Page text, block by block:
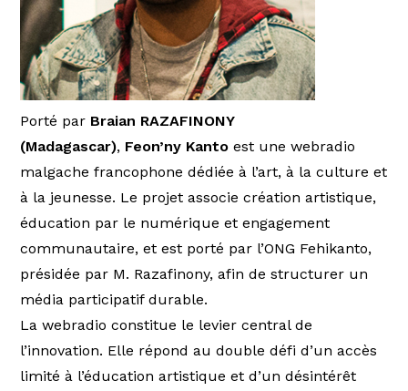
Porté par Braian RAZAFINONY
(Madagascar), Feon’ny Kanto est une webradio
malgache francophone dédiée à l’art, à la culture et
à la jeunesse. Le projet associe création artistique,
éducation par le numérique et engagement
communautaire, et est porté par l’ONG Fehikanto,
présidée par M. Razafinony, afin de structurer un
média participatif durable.
La webradio constitue le levier central de
l’innovation. Elle répond au double défi d’un accès
limité à l’éducation artistique et d’un désintérêt